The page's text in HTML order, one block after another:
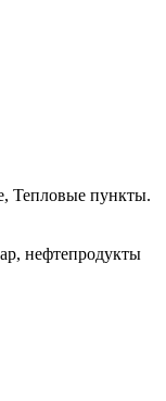
Тепловые пункты.
нефтепродукты